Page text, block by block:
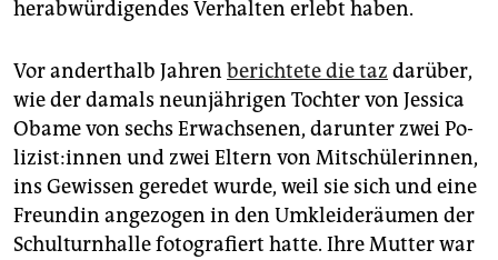
herabwürdigendes Verhalten erlebt haben.
Vor anderthalb Jahren berichtete die taz darüber,
wie der damals neunjährigen Tochter von Jessica
Obame von sechs Erwachsenen, darunter zwei Po­
li­zis­t:in­nen und zwei Eltern von Mitschülerinnen,
ins Gewissen geredet wurde, weil sie sich und eine
Freundin angezogen in den Umkleideräumen der
Schulturnhalle fotografiert hatte. Ihre Mutter war